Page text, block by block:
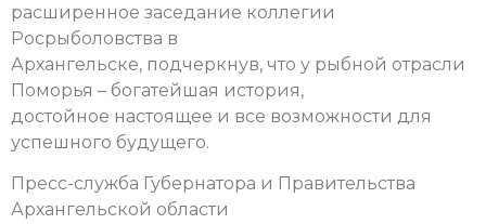
расширенное заседание коллегии
Росрыболовства в
Архангельске, подчеркнув, что у рыбной отрасли
Поморья – богатейшая история,
достойное настоящее и все возможности для
успешного будущего.
Пресс-служба Губернатора и Правительства
Архангельской области